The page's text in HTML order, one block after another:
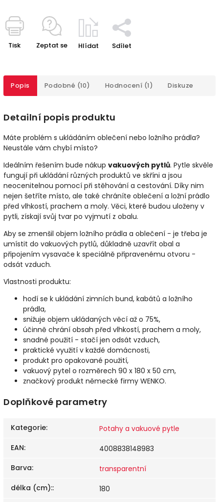
Tisk Zeptat se Hlídat Sdílet
Popis Podobné (10) Hodnocení (1) Diskuze
Detailní popis produktu
Máte problém s ukládáním oblečení nebo ložního prádla?
Neustále vám chybí místo?
Ideálním řešením bude nákup vakuových pytlů. Pytle skvěle
fungují při ukládání různých produktů ve skříni a jsou
neocenitelnou pomocí při stěhování a cestování. Díky nim
nejen šetříte místo, ale také chráníte oblečení a ložní prádlo
před vlhkostí, prachem a moly. Věci, které budou uloženy v
pytli, získají svůj tvar po vyjmutí z obalu.
Aby se zmenšil objem ložního prádla a oblečení - je třeba je
umístit do vakuových pytlů, důkladně uzavřít obal a
připojením vysavače k speciálně připravenému otvoru -
odsát vzduch.
Vlastnosti produktu:
hodí se k ukládání zimních bund, kabátů a ložního
prádla,
snižuje objem ukládaných věcí až o 75%,
účinně chrání obsah před vlhkostí, prachem a moly,
snadné použití - stačí jen odsát vzduch,
praktické využití v každé domácnosti,
produkt pro opakované použití,
vakuový pytel o rozměrech 90 x 180 x 50 cm,
značkový produkt německé firmy WENKO.
Doplňkové parametry
Kategorie:
Potahy a vakuové pytle
EAN:
4008838148983
Barva:
transparentní
délka (cm):: 180